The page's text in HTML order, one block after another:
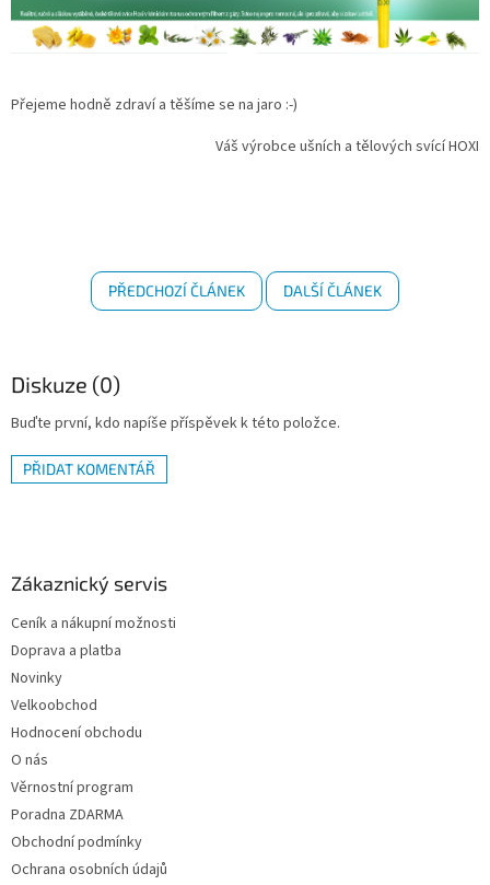
Přejeme hodně zdraví a těšíme se na jaro :-)
Váš výrobce ušních a tělových svící HOXI
PŘEDCHOZÍ ČLÁNEK DALŠÍ ČLÁNEK
Diskuze (0)
Buďte první, kdo napíše příspěvek k této položce.
PŘIDAT KOMENTÁŘ
Zákaznický servis
Ceník a nákupní možnosti
Doprava a platba
Novinky
Velkoobchod
Hodnocení obchodu
O nás
Věrnostní program
Poradna ZDARMA
Obchodní podmínky
Ochrana osobních údajů